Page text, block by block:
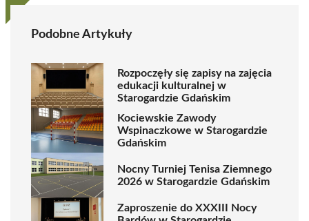
Podobne Artykuły
Rozpoczęły się zapisy na zajęcia
edukacji kulturalnej w
Starogardzie Gdańskim
Kociewskie Zawody
Wspinaczkowe w Starogardzie
Gdańskim
Nocny Turniej Tenisa Ziemnego
2026 w Starogardzie Gdańskim
Zaproszenie do XXXIII Nocy